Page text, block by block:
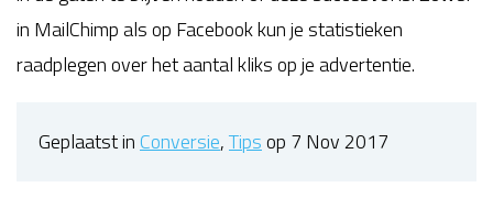
in MailChimp als op Facebook kun je statistieken
raadplegen over het aantal kliks op je advertentie.
Geplaatst inConversie,Tipsop 7 Nov 2017